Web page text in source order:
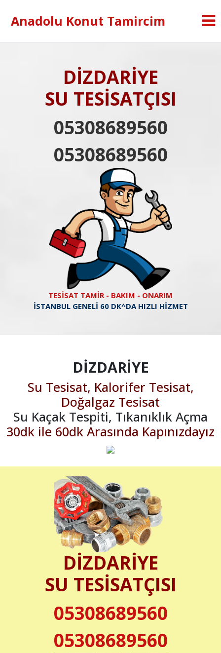
Anadolu Konut Tamircim
DİZDARİYE
SU TESİSATÇISI
05308689560
05308689560
TESİSAT TAMİR - BAKIM - ONARIM
İSTANBUL GENELİ 60 DK^DA HIZLI HİZMET
DİZDARİYE
Su Tesisat, Kalorifer Tesisat,
Doğalgaz Tesisat
Su Kaçak Tespiti, Tıkanıklık Açma
30dk ile 60dk Arasında Kapınızdayız
DİZDARİYE
SU TESİSATÇISI
05308689560
05308689560